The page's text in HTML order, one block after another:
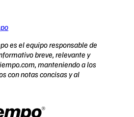
es el equipo responsable de
breve, relevante y
manteniendo a los
con notas concisas y al